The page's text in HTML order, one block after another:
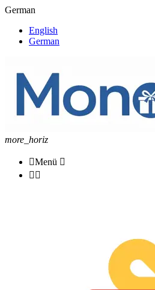
German
English
German
more_horiz
Menü 
 